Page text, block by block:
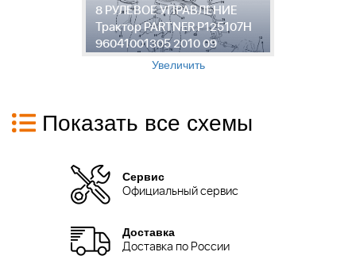
8 РУЛЕВОЕ УПРАВЛЕНИЕ
Трактор PARTNER P125107H
96041001305 2010 09
Увеличить
Показать все схемы
Сервис
Официальный сервис
Доставка
Доставка по России